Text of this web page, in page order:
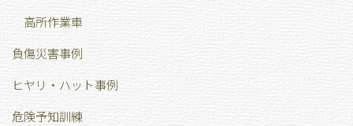
高所作業車
負傷災害事例
ヒヤリ・ハット事例
危険予知訓練